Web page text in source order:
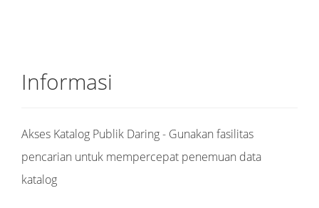
Informasi
Akses Katalog Publik Daring - Gunakan fasilitas
pencarian untuk mempercepat penemuan data
katalog